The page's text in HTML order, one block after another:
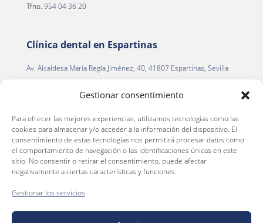
Gestionar consentimiento
Para ofrecer las mejores experiencias, utilizamos tecnologías como las
cookies para almacenar y/o acceder a la información del dispositivo. El
consentimiento de estas tecnologías nos permitirá procesar datos como
el comportamiento de navegación o las identificaciones únicas en este
sitio. No consentir o retirar el consentimiento, puede afectar
negativamente a ciertas características y funciones.
Gestionar los servicios
Tfno. 954 04 36 20
Clínica dental en Espartinas
Av. Alcaldesa María Regla Jiménez, 40, 41807 Espartinas, Sevilla
Clínica dental en La Palma del Condado
C. Alegría de la Huerta, 2
La Palma del Condado, 21700 (Huelva)
Tfno.959 66 36 46